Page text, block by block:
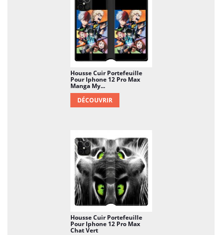
Housse Cuir Portefeuille
Pour Iphone 12 Pro Max
Manga My...
DÉCOUVRIR
Housse Cuir Portefeuille
Pour Iphone 12 Pro Max
Chat Vert